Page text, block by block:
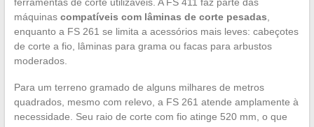
ferramentas de corte utilizáveis. A FS 411 faz parte das
máquinas compatíveis com lâminas de corte pesadas,
enquanto a FS 261 se limita a acessórios mais leves: cabeçotes
de corte a fio, lâminas para grama ou facas para arbustos
moderados.
Para um terreno gramado de alguns milhares de metros
quadrados, mesmo com relevo, a FS 261 atende amplamente à
necessidade. Seu raio de corte com fio atinge 520 mm, o que